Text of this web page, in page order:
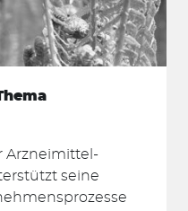
Arzneimittel-
seine